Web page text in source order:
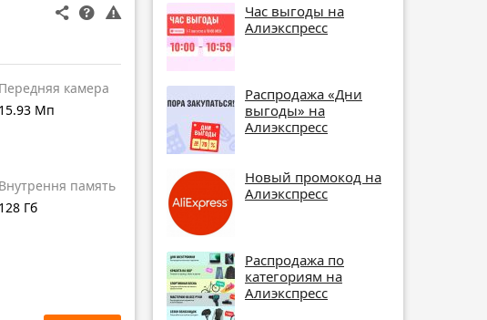
Передняя камера
15.93 Мп
Внутрення память
128 Гб
Час выгоды на
Алиэкспресс
Распродажа «Дни
выгоды» на
Алиэкспресс
Новый промокод на
Алиэкспресс
Распродажа по
категориям на
Алиэкспресс